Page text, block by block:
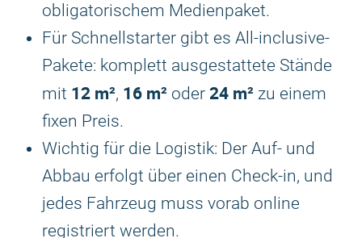
obligatorischem Medienpaket.
Für Schnellstarter gibt es All-inclusive-
Pakete: komplett ausgestattete Stände
mit 12 m², 16 m² oder 24 m² zu einem
fixen Preis.
Wichtig für die Logistik: Der Auf- und
Abbau erfolgt über einen Check-in, und
jedes Fahrzeug muss vorab online
registriert werden.